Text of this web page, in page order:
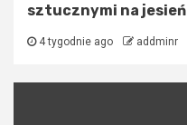
sztucznymi na jesień
4 tygodnie ago addminr